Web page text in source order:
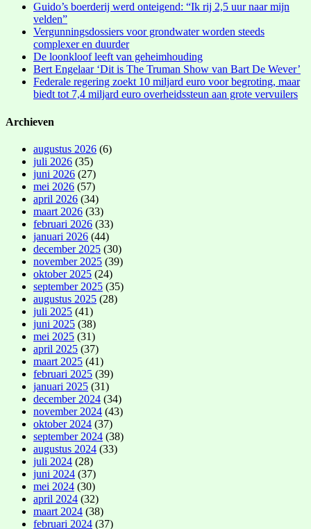
Guido’s boerderij werd onteigend: “Ik rij 2,5 uur naar mijn
velden”
Vergunningsdossiers voor grondwater worden steeds
complexer en duurder
De loonkloof leeft van geheimhouding
Bert Engelaar ‘Dit is The Truman Show van Bart De Wever’
Federale regering zoekt 10 miljard euro voor begroting, maar
biedt tot 7,4 miljard euro overheidssteun aan grote vervuilers
Archieven
augustus 2026 (6)
juli 2026 (35)
juni 2026 (27)
mei 2026 (57)
april 2026 (34)
maart 2026 (33)
februari 2026 (33)
januari 2026 (44)
december 2025 (30)
november 2025 (39)
oktober 2025 (24)
september 2025 (35)
augustus 2025 (28)
juli 2025 (41)
juni 2025 (38)
mei 2025 (31)
april 2025 (37)
maart 2025 (41)
februari 2025 (39)
januari 2025 (31)
december 2024 (34)
november 2024 (43)
oktober 2024 (37)
september 2024 (38)
augustus 2024 (33)
juli 2024 (28)
juni 2024 (37)
mei 2024 (30)
april 2024 (32)
maart 2024 (38)
februari 2024 (37)